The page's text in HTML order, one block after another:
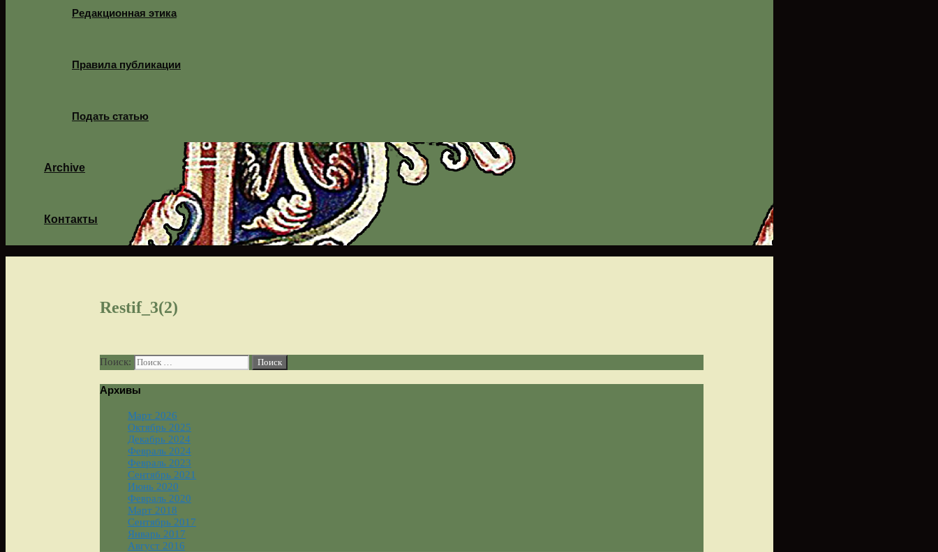
Редакционная этика
Правила публикации
Подать статью
Archive
Контакты
Restif_3(2)
Поиск:
Архивы
Март 2026
Октябрь 2025
Декабрь 2024
Февраль 2024
Февраль 2023
Сентябрь 2021
Июнь 2020
Февраль 2020
Март 2018
Сентябрь 2017
Январь 2017
Август 2016